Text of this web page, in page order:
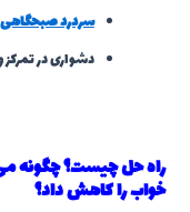
سردرد صبحگاهی
دشواری در تمرکز
راه حل چیست؟ چگونه
خواب را کاهش داد؟